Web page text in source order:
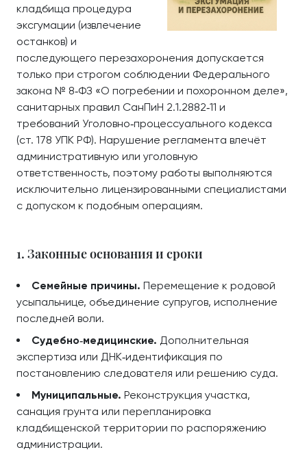
кладбища процедура
эксгумации (извлечение
останков) и
последующего перезахоронения допускается
только при строгом соблюдении Федерального
закона № 8‑ФЗ «О погребении и похоронном деле»,
санитарных правил СанПиН 2.1.2882‑11 и
требований Уголовно‑процессуального кодекса
(ст. 178 УПК РФ). Нарушение регламента влечёт
административную или уголовную
ответственность, поэтому работы выполняются
исключительно лицензированными специалистами
с допуском к подобным операциям.
1. Законные основания и сроки
Семейные причины. Перемещение к родовой
усыпальнице, объединение супругов, исполнение
последней воли.
Судебно‑медицинские. Дополнительная
экспертиза или ДНК‑идентификация по
постановлению следователя или решению суда.
Муниципальные. Реконструкция участка,
санация грунта или перепланировка
кладбищенской территории по распоряжению
администрации.